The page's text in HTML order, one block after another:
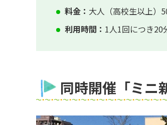
料金： 大人（高校生以上
利用時間： 1人1回につき20
同時開催「ミニ